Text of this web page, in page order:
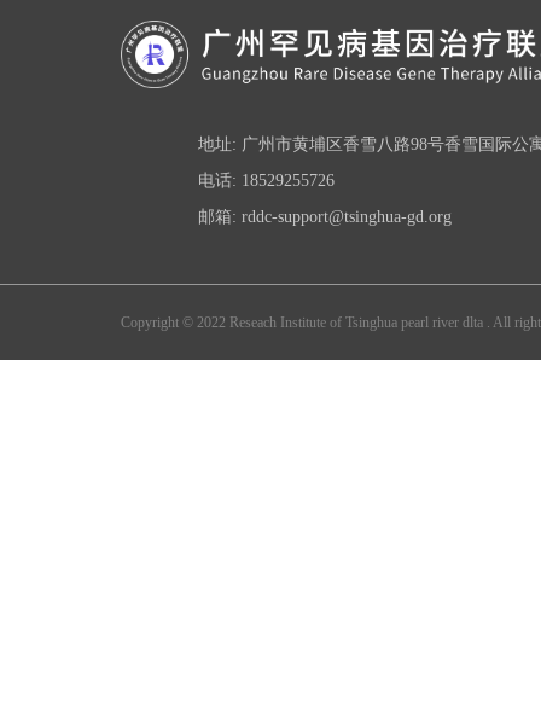
参考文献：
[1] M.T. Hayes, Parkinson’s disease and
地址: 广州市黄埔区香雪八路98号香雪国际公
电话: 18529255726
邮箱: rddc-support@tsinghua-gd.org
Copyright © 2022 Reseach Institute of Tsinghua pearl river dlta . All